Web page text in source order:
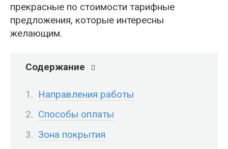
прекрасные по стоимости тарифные
предложения, которые интересны
желающим.
Содержание
Направления работы
Способы оплаты
Зона покрытия